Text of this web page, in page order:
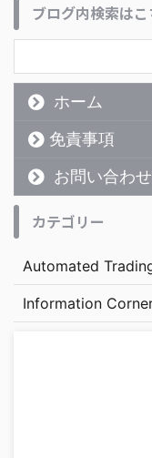
ブログ内検索は
ホーム
免責事項
お問い合わせ
カテゴリー
Automated
Information